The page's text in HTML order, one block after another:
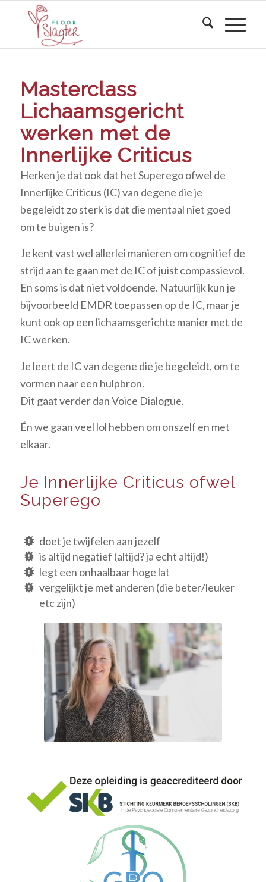
Masterclass
Lichaamsgericht
werken met de
Innerlijke Criticus
Herken je dat ook dat het Superego ofwel de
Innerlijke Criticus (IC) van degene die je
begeleidt zo sterk is dat die mentaal niet goed
om te buigen is?
Je kent vast wel allerlei manieren om cognitief de
strijd aan te gaan met de IC of juist compassievol.
En soms is dat niet voldoende. Natuurlijk kun je
bijvoorbeeld EMDR toepassen op de IC, maar je
kunt ook op een lichaamsgerichte manier met de
IC werken.
Je leert de IC van degene die je begeleidt, om te
vormen naar een hulpbron.
Dit gaat verder dan Voice Dialogue.
Én we gaan veel lol hebben om onszelf en met
elkaar.
Je Innerlijke Criticus ofwel
Superego
doet je twijfelen aan jezelf
is altijd negatief (altijd? ja echt altijd!)
legt een onhaalbaar hoge lat
vergelijkt je met anderen (die beter/leuker
etc zijn)